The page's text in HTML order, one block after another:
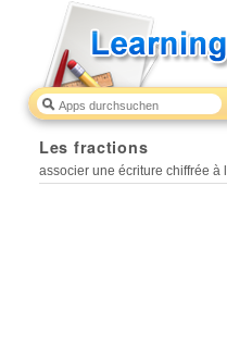
Les fractions
associer une écriture chiffrée à